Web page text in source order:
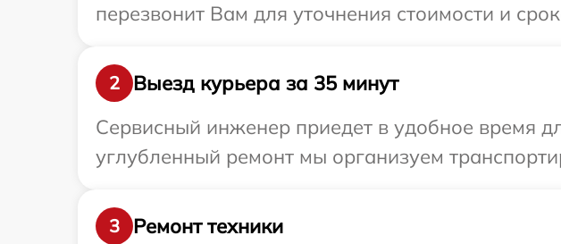
перезвонит Вам для уточнения стоимости и
2
Выезд курьера за 35 минут
Сервисный инженер приедет в удобное время
углубленный ремонт мы организуем
3
Ремонт техники